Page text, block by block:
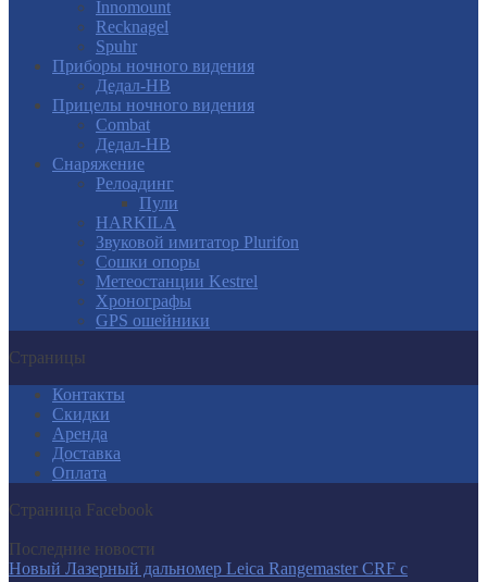
Innomount
Recknagel
Spuhr
Приборы ночного видения
Дедал-НВ
Прицелы ночного видения
Combat
Дедал-НВ
Снаряжение
Релоадинг
Пули
HARKILA
Звуковой имитатор Plurifon
Сошки опоры
Метеостанции Kestrel
Хронографы
GPS ошейники
Страницы
Контакты
Скидки
Аренда
Доставка
Оплата
Страница Facebook
Последние новости
Новый Лазерный дальномер Leica Rangemaster CRF с